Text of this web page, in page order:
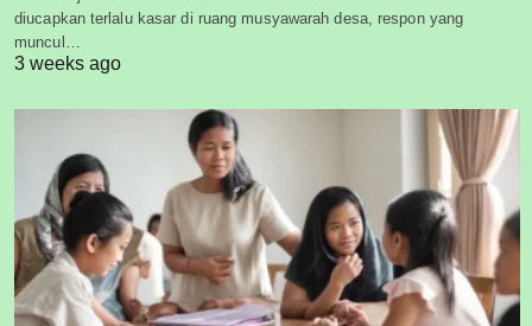
diucapkan terlalu kasar di ruang musyawarah desa, respon yang
muncul…
3 weeks ago